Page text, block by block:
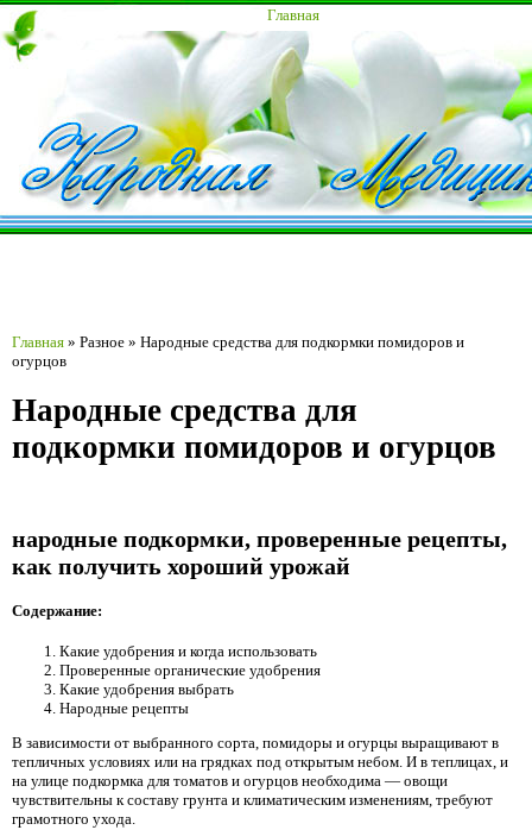
Главная
Главная » Разное » Народные средства для подкормки помидоров и
огурцов
Народные средства для
подкормки помидоров и огурцов
народные подкормки, проверенные рецепты,
как получить хороший урожай
Содержание:
Какие удобрения и когда использовать
Проверенные органические удобрения
Какие удобрения выбрать
Народные рецепты
В зависимости от выбранного сорта, помидоры и огурцы выращивают в
тепличных условиях или на грядках под открытым небом. И в теплицах, и
на улице подкормка для томатов и огурцов необходима — овощи
чувствительны к составу грунта и климатическим изменениям, требуют
грамотного ухода.